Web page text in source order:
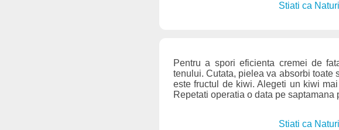
Stiati ca
Pentru a spori eficienta cremei de
tenului. Cutata, pielea va absorbi toate
este fructul de kiwi. Alegeti un kiwi
Repetati operatia o data pe saptamana
Stiati ca